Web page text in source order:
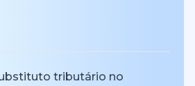
tributário no